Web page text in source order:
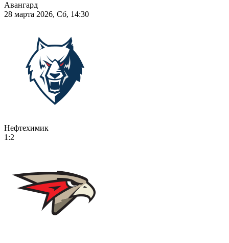
Авангард
28 марта 2026, Сб, 14:30
Нефтехимик
1:2